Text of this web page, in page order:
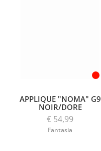
APPLIQUE "NOMA" G9
NOIR/DORE
€ 54,99
Fantasia